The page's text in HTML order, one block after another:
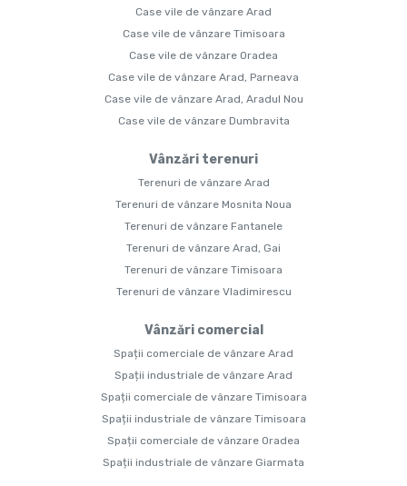
Case vile de vânzare Arad
Case vile de vânzare Timisoara
Case vile de vânzare Oradea
Case vile de vânzare Arad, Parneava
Case vile de vânzare Arad, Aradul Nou
Case vile de vânzare Dumbravita
Vânzări terenuri
Terenuri de vânzare Arad
Terenuri de vânzare Mosnita Noua
Terenuri de vânzare Fantanele
Terenuri de vânzare Arad, Gai
Terenuri de vânzare Timisoara
Terenuri de vânzare Vladimirescu
Vânzări comercial
Spații comerciale de vânzare Arad
Spații industriale de vânzare Arad
Spații comerciale de vânzare Timisoara
Spații industriale de vânzare Timisoara
Spații comerciale de vânzare Oradea
Spații industriale de vânzare Giarmata